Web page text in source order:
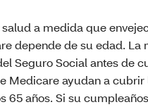
a medida que
depende de su edad. La
Seguro Social antes de
Medicare ayudan a cubrir
años. Si su